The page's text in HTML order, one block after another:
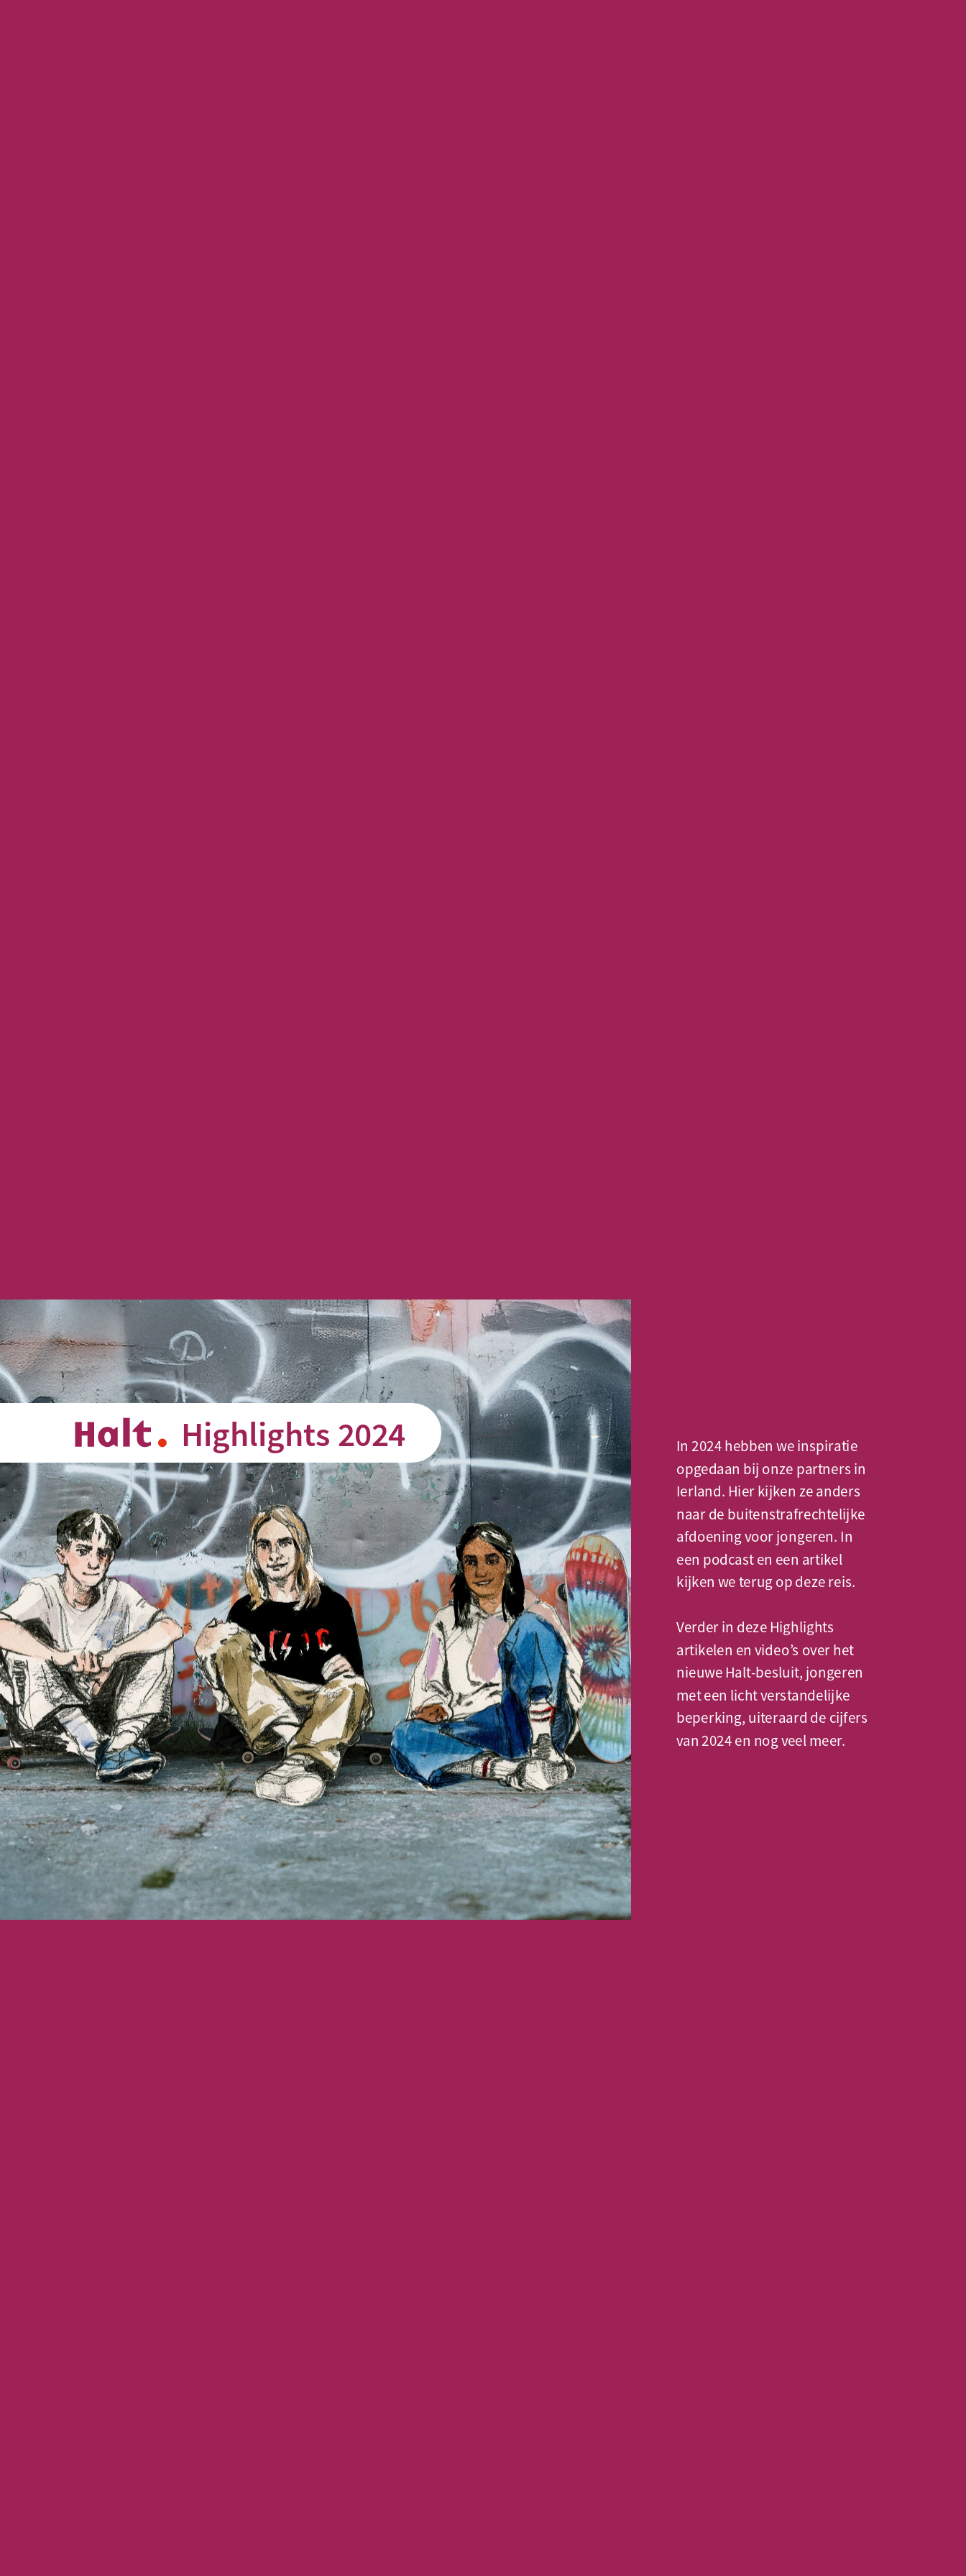
In 2024 hebben we inspiratie
opgedaan bij onze partners in
Ierland. Hier kijken ze anders
naar de buitenstrafrechtelijke
afdoening voor jongeren. In
een podcast en een artikel
kijken we terug op deze reis.
Verder in deze Highlights
artikelen en video’s over het
nieuwe Halt-besluit, jongeren
met een licht verstandelijke
beperking, uiteraard de cijfers
van 2024 en nog veel meer.
Highlights 2024